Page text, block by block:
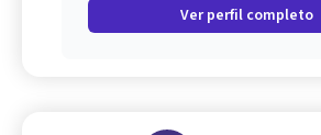
Ver perfil completo